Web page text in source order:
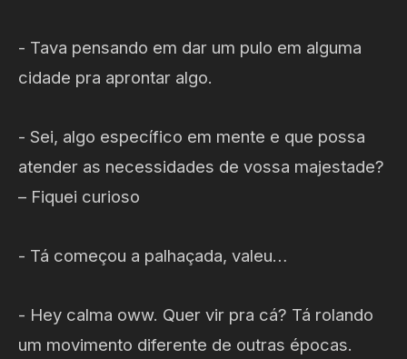
- Tava pensando em dar um pulo em alguma
cidade pra aprontar algo.
- Sei, algo específico em mente e que possa
atender as necessidades de vossa majestade?
– Fiquei curioso
- Tá começou a palhaçada, valeu…
- Hey calma oww. Quer vir pra cá? Tá rolando
um movimento diferente de outras épocas.